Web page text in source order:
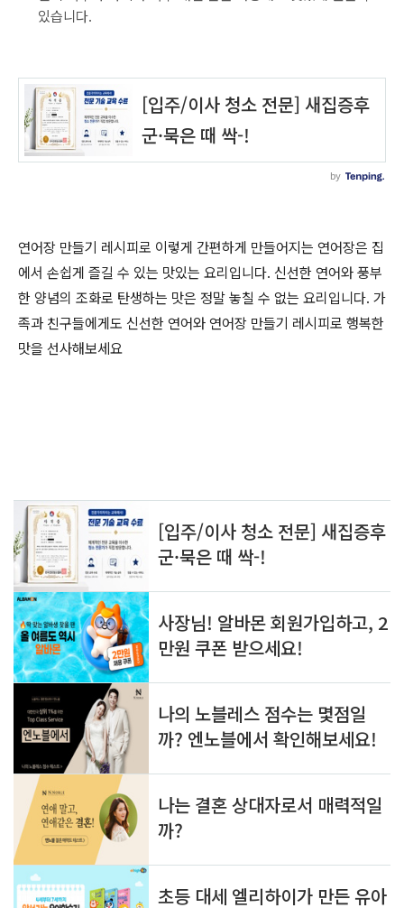
있습니다.
연어장 만들기 레시피로 이렇게 간편하게 만들어지는 연어장은 집
에서 손쉽게 즐길 수 있는 맛있는 요리입니다. 신선한 연어와 풍부
한 양념의 조화로 탄생하는 맛은 정말 놓칠 수 없는 요리입니다. 가
족과 친구들에게도 신선한 연어와 연어장 만들기 레시피로 행복한
맛을 선사해보세요